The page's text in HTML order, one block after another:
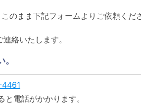
のまま下記フォームよりご依頼くだ
連絡いたします。
と電話がかかります。